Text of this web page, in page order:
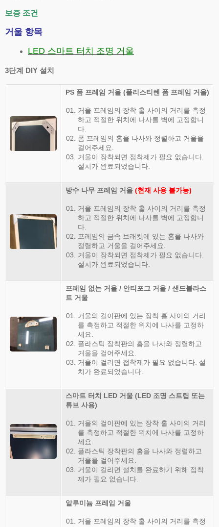
보증 조건
거울 항목
LED 스마트 터치 조명 거울
3단계 DIY 설치
PS 폼 프레임 거울 (폴리스티렌 폼 프레임 거울)
거울 프레임의 장착 홀 사이의 거리를 측정
하고 적절한 위치에 나사를 벽에 고정합니
다.
폼 프레임의 홈을 나사와 정렬하고 거울을
걸어주세요.
거울이 장착되면 접착제가 필요 없습니다.
설치가 완료되었습니다.
방수 나무 프레임 거울 (현재 사용 불가능)
거울 프레임의 장착 홀 사이의 거리를 측정
하고 적절한 위치에 나사를 벽에 고정합니
다.
프레임의 금속 브래킷에 있는 홈을 나사와
정렬하고 거울을 걸어주세요.
거울이 장착되면 접착제가 필요 없습니다.
설치가 완료되었습니다.
프레임 없는 거울 / 안티포그 거울 / 샌드블라스
트 거울
거울의 걸이판에 있는 장착 홀 사이의 거리
를 측정하고 적절한 위치에 나사를 고정하
세요.
플라스틱 장착판의 홈을 나사와 정렬하고
거울을 걸어주세요.
거울이 걸리면 접착제가 필요 없습니다. 설
치가 완료되었습니다.
스마트 터치 LED 거울 (LED 조명 스트립 또는
튜브 사용)
거울의 걸이판에 있는 장착 홀 사이의 거리
를 측정하고 적절한 위치에 나사를 고정하
세요.
플라스틱 장착판의 홈을 나사와 정렬하고
거울을 걸어주세요.
거울이 걸리면 설치를 완료하기 위해 접착
제가 필요 없습니다.
알루미늄 프레임 거울
거울 프레임의 장착 홀 사이의 거리를 측정